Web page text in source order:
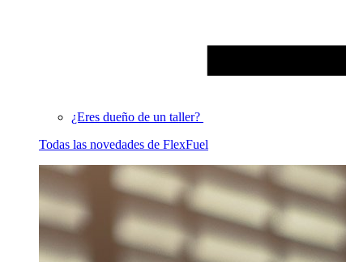
¿Eres dueño de un taller?
Todas las novedades de FlexFuel